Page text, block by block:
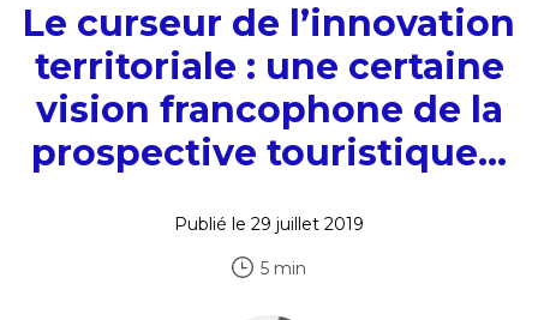
Le curseur de l’innovation
territoriale : une certaine
vision francophone de la
prospective touristique…
Publié le 29 juillet 2019
5 min